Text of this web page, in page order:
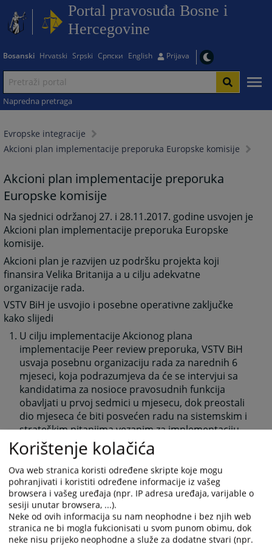
Portal pravosuđa Bosne i
Hercegovine
Bosanski Hrvatski Srpski Српски English Prijava
Napredna pretraga
Evropske integracije
Akcioni plan implementacije preporuka Europske komisije
Akcioni plan implementacije preporuka
Europske komisije
Na sjednici održanoj 27. i 28.11.2017. godine usvojen je
Akcioni plan implementacije preporuka Europske
komisije.
Akcioni plan je razvijen uz podršku projekta koji
finansira Velika Britanija a u cilju adekvatne
organizacije rada.
VSTV BiH je usvojio i posebne operativne zaključke
kako slijedi
U cilju implementacije Akcionog plana
implementacije Peer review preporuka, VSTV BiH
usvaja posebnu organizaciju rada za narednih 6
mjeseci, koja podrazumjeva da će se intervjui sa
kandidatima za nosioce pravosudnih funkcija
obavljati u prvoj sedmici u mjesecu, dok preostali
dio mjeseca će biti posvećen radu na sistemskim i
strateškim pitanjima vezanim za implementaciju
Peer review preporuka.
Obzirom da će na realizaciji zaključka broj 1.
učestvovati svi članovi VSTV BiH, potrebno je uputiti
Obavještenje predsjednicima sudova i glavnim
tužiocima da je potrebno izvršiti izmjenu Planova za
rješavanje starih predmeta te korekciju norme za
članove VSTV koji će biti pojačano angažovani u
narednom periodu u radu u VSTV BiH.
Korištenje kolačića
Ova web stranica koristi određene skripte koje mogu
pohranjivati i koristiti određene informacije iz vašeg
browsera i vašeg uređaja (npr. IP adresa uređaja, varijable o
sesiji unutar browsera, ...).
Neke od ovih informacija su nam neophodne i bez njih web
stranica ne bi mogla fukcionisati u svom punom obimu, dok
neke nisu prijeko neophodne a služe za dodatne stvari (npr.